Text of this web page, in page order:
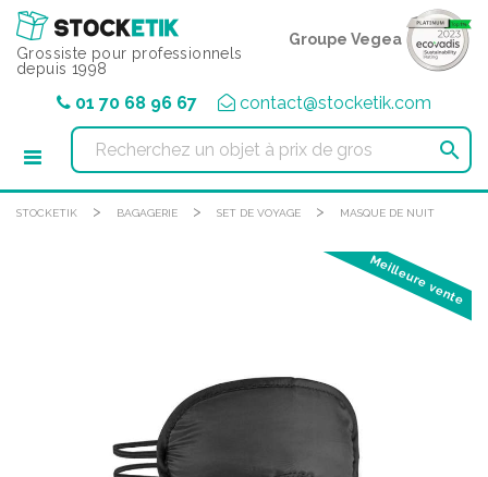
Grossiste pour professionnels
depuis 1998
Groupe Vegea
01 70 68 96 67 contact@stocketik.com

STOCKETIK > BAGAGERIE > SET DE VOYAGE > MASQUE DE NUIT
Meilleure vente
Panneau de gestion des cookies